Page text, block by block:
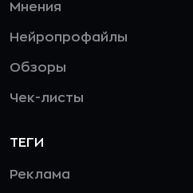
Мнения
Нейропрофайлы
Обзоры
Чек-листы
ТЕГИ
Реклама